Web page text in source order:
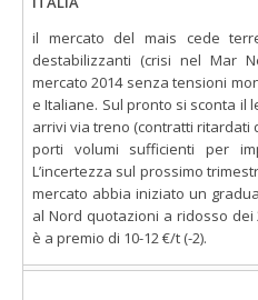
il mercato del mais cede
destabilizzanti (crisi nel Mar
mercato 2014 senza tensioni
e Italiane. Sul pronto si sconta il
arrivi via treno (contratti ritardati
porti volumi sufficienti per
L’incertezza sul prossimo
mercato abbia iniziato un
al Nord quotazioni a ridosso dei
è a premio di 10-12 €/t (-2).